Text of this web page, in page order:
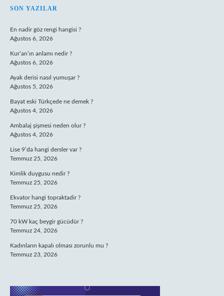
SIDEBAR
SON YAZILAR
En nadir göz rengi hangisi ?
Ağustos 6, 2026
Kur’an’ın anlamı nedir ?
Ağustos 6, 2026
Ayak derisi nasıl yumuşar ?
Ağustos 5, 2026
Bayat eski Türkçede ne demek ?
Ağustos 4, 2026
Ambalaj şişmesi neden olur ?
Ağustos 4, 2026
Lise 9’da hangi dersler var ?
Temmuz 25, 2026
Kimlik duygusu nedir ?
Temmuz 25, 2026
Ekvator hangi topraktadir ?
Temmuz 25, 2026
70 kW kaç beygir gücüdür ?
Temmuz 24, 2026
Kadınların kapalı olması zorunlu mu ?
Temmuz 23, 2026